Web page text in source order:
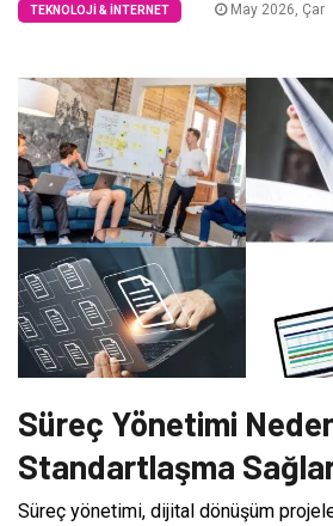
TEKNOLOJI & İNTERNET May 2026, Çar
Süreç Yönetimi
Standartlaşma
Süreç yönetimi, dijital dönüşüm